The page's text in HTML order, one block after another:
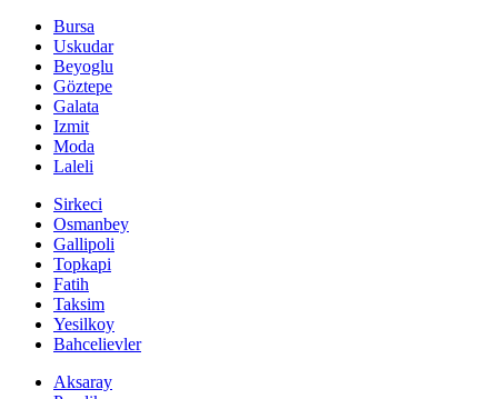
Bursa
Uskudar
Beyoglu
Göztepe
Galata
Izmit
Moda
Laleli
Sirkeci
Osmanbey
Gallipoli
Topkapi
Fatih
Taksim
Yesilkoy
Bahcelievler
Aksaray